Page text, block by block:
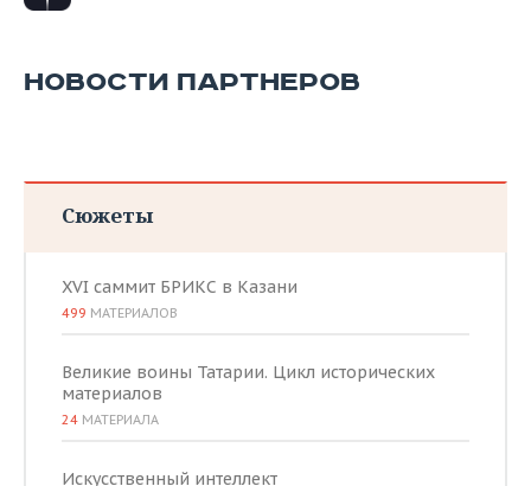
НОВОСТИ ПАРТНЕРОВ
Сюжеты
XVI саммит БРИКС в Казани
499 МАТЕРИАЛОВ
Великие воины Татарии. Цикл исторических
материалов
24 МАТЕРИАЛА
Искусственный интеллект